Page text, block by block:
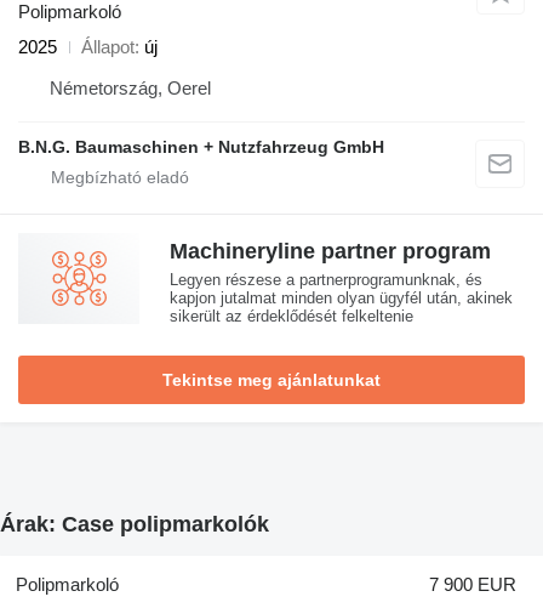
Polipmarkoló
2025
Állapot új
Németország, Oerel
B.N.G. Baumaschinen + Nutzfahrzeug GmbH
Machineryline partner program
Legyen részese a partnerprogramunknak, és
kapjon jutalmat minden olyan ügyfél után, akinek
sikerült az érdeklődését felkeltenie
Tekintse meg ajánlatunkat
Árak: Case polipmarkolók
Polipmarkoló 7 900 EUR